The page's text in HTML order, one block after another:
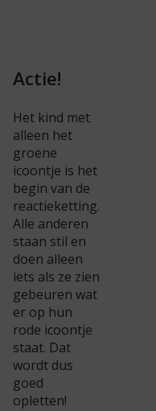
Actie!
Het kind met
alleen het
groene
icoontje is het
begin van de
reactieketting.
Alle anderen
staan stil en
doen alleen
iets als ze zien
gebeuren wat
er op hun
rode icoontje
staat. Dat
wordt dus
goed
opletten!